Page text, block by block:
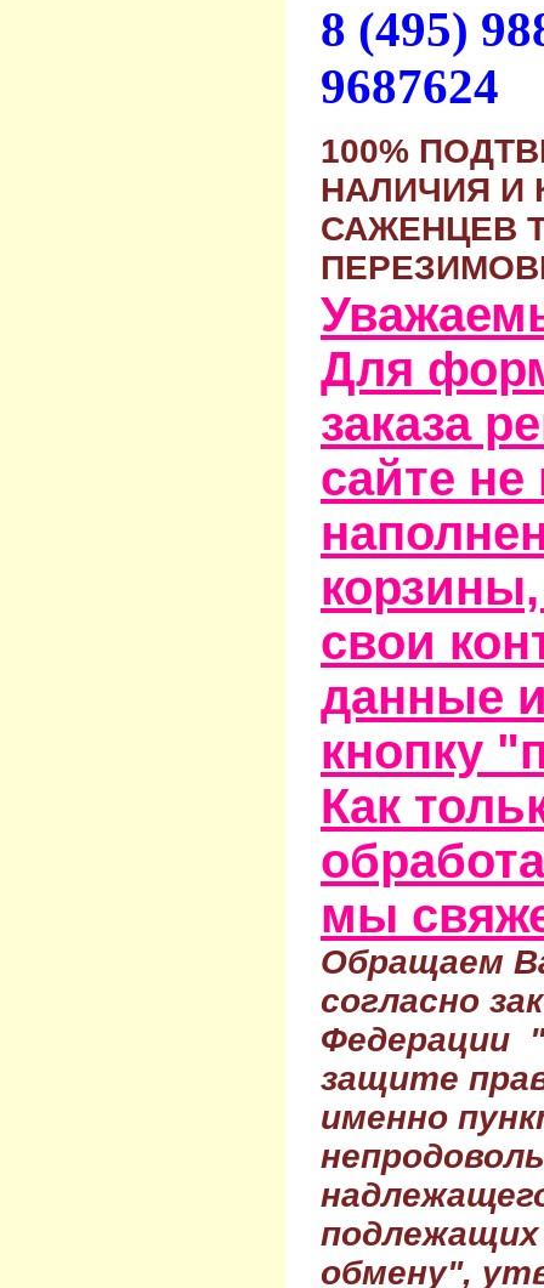
8 (495)
9687624
100%
НАЛИЧИЯ И
САЖЕНЦЕВ
Для
заказа
сайте
свои
данные
кнопку
Как
мы
Обращаем
согласно
Федерации
защите
именно
обмену",